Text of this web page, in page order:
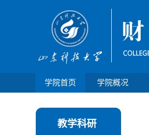
学院首页 学院概况
教学科研